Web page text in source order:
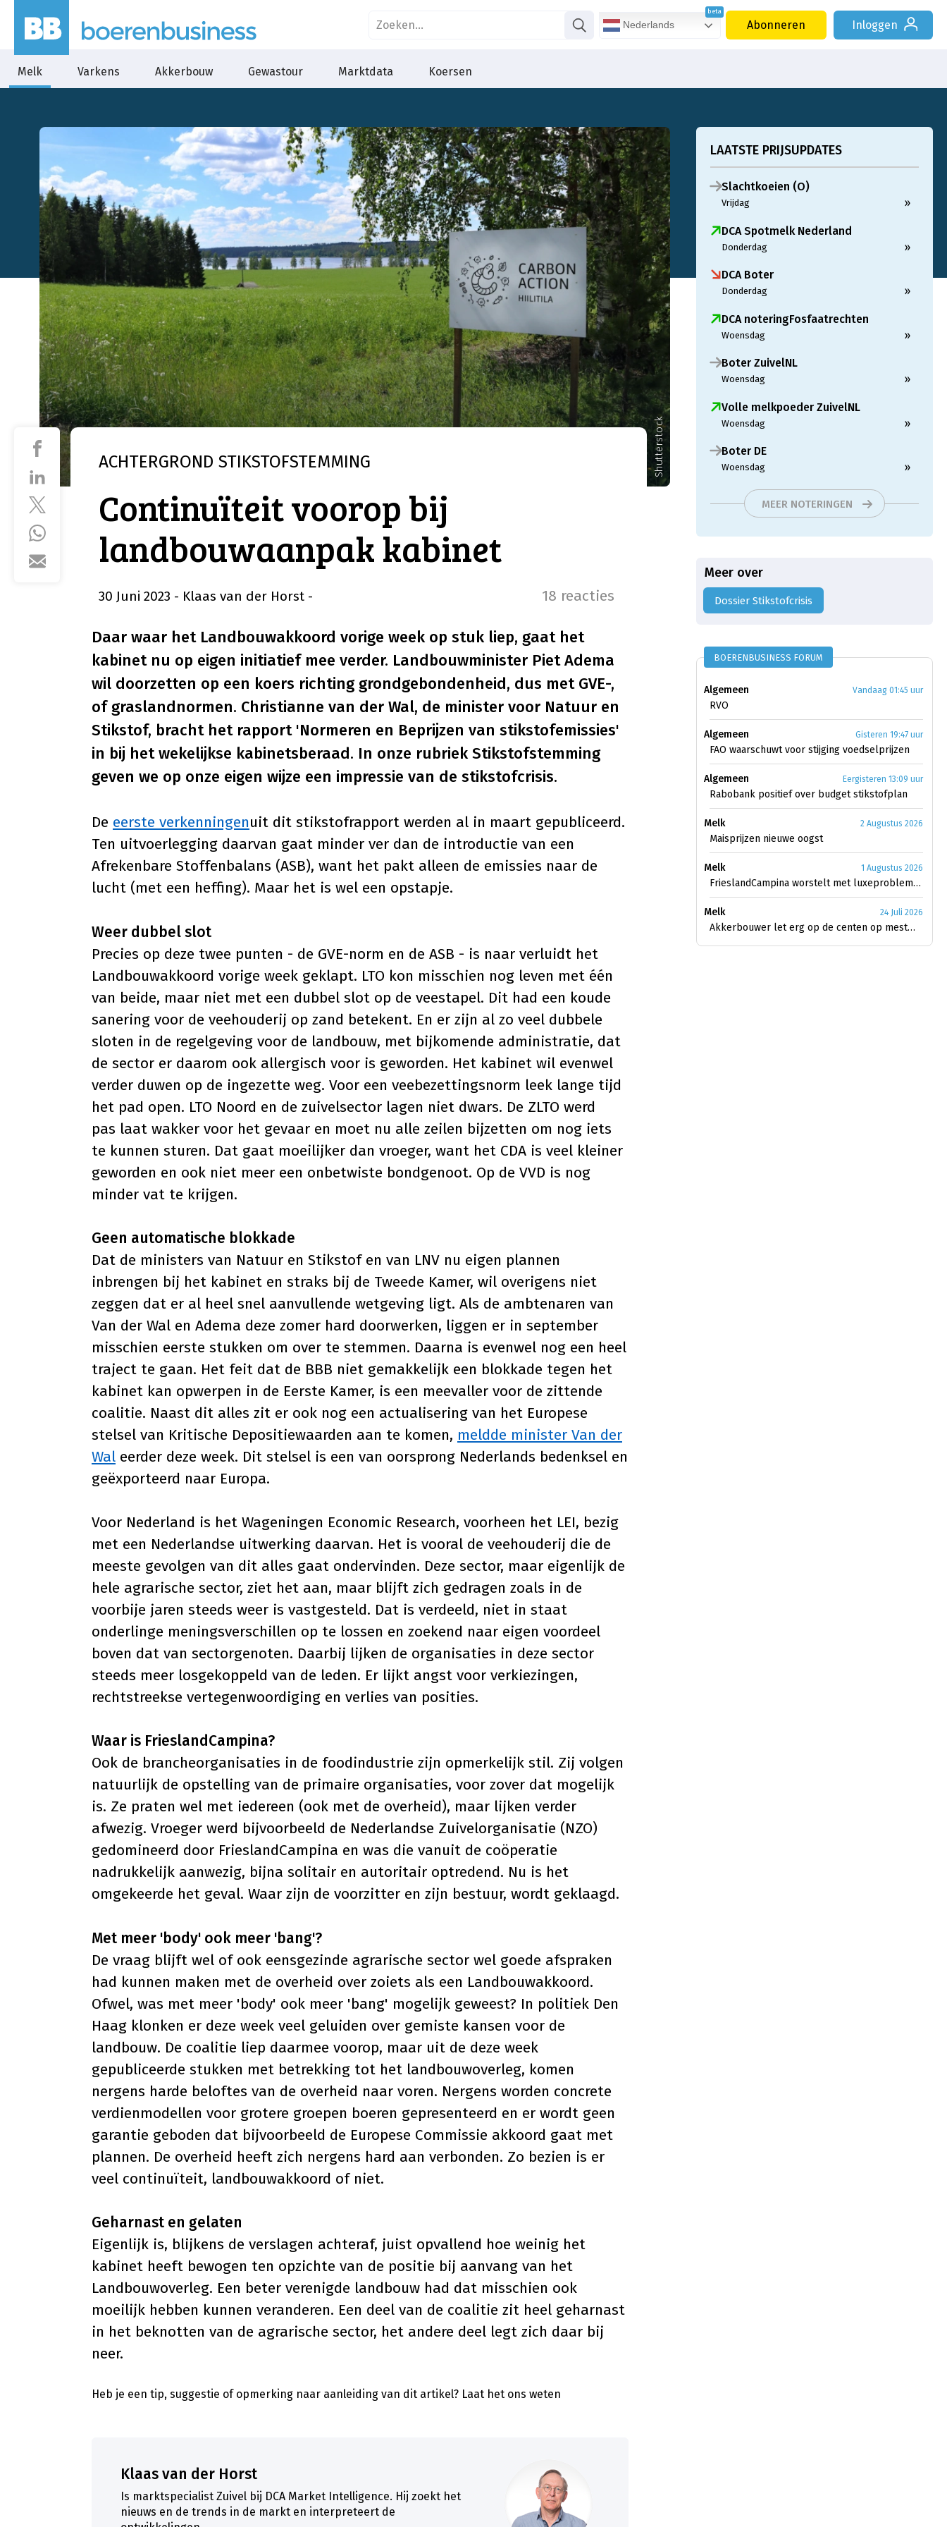
Nederlands Abonneren Inloggen
Melk Varkens Akkerbouw Gewastour Marktdata Koersen
Shutterstock
ACHTERGROND STIKSTOFSTEMMING
Continuïteit voorop bij
landbouwaanpak kabinet
30 Juni 2023 - Klaas van der Horst - 18 reacties
Daar waar het Landbouwakkoord vorige week op stuk liep, gaat het
kabinet nu op eigen initiatief mee verder. Landbouwminister Piet Adema
wil doorzetten op een koers richting grondgebondenheid, dus met GVE-,
of graslandnormen. Christianne van der Wal, de minister voor Natuur en
Stikstof, bracht het rapport 'Normeren en Beprijzen van stikstofemissies'
in bij het wekelijkse kabinetsberaad. In onze rubriek Stikstofstemming
geven we op onze eigen wijze een impressie van de stikstofcrisis.
De eerste verkenningenuit dit stikstofrapport werden al in maart gepubliceerd.
Ten uitvoerlegging daarvan gaat minder ver dan de introductie van een
Afrekenbare Stoffenbalans (ASB), want het pakt alleen de emissies naar de
lucht (met een heffing). Maar het is wel een opstapje.
Weer dubbel slot
Precies op deze twee punten - de GVE-norm en de ASB - is naar verluidt het
Landbouwakkoord vorige week geklapt. LTO kon misschien nog leven met één
van beide, maar niet met een dubbel slot op de veestapel. Dit had een koude
sanering voor de veehouderij op zand betekent. En er zijn al zo veel dubbele
sloten in de regelgeving voor de landbouw, met bijkomende administratie, dat
de sector er daarom ook allergisch voor is geworden. Het kabinet wil evenwel
verder duwen op de ingezette weg. Voor een veebezettingsnorm leek lange tijd
het pad open. LTO Noord en de zuivelsector lagen niet dwars. De ZLTO werd
pas laat wakker voor het gevaar en moet nu alle zeilen bijzetten om nog iets
te kunnen sturen. Dat gaat moeilijker dan vroeger, want het CDA is veel kleiner
geworden en ook niet meer een onbetwiste bondgenoot. Op de VVD is nog
minder vat te krijgen.
Geen automatische blokkade
Dat de ministers van Natuur en Stikstof en van LNV nu eigen plannen
inbrengen bij het kabinet en straks bij de Tweede Kamer, wil overigens niet
zeggen dat er al heel snel aanvullende wetgeving ligt. Als de ambtenaren van
Van der Wal en Adema deze zomer hard doorwerken, liggen er in september
misschien eerste stukken om over te stemmen. Daarna is evenwel nog een heel
traject te gaan. Het feit dat de BBB niet gemakkelijk een blokkade tegen het
kabinet kan opwerpen in de Eerste Kamer, is een meevaller voor de zittende
coalitie. Naast dit alles zit er ook nog een actualisering van het Europese
stelsel van Kritische Depositiewaarden aan te komen, meldde minister Van der
Wal eerder deze week. Dit stelsel is een van oorsprong Nederlands bedenksel en
geëxporteerd naar Europa.
Voor Nederland is het Wageningen Economic Research, voorheen het LEI, bezig
met een Nederlandse uitwerking daarvan. Het is vooral de veehouderij die de
meeste gevolgen van dit alles gaat ondervinden. Deze sector, maar eigenlijk de
hele agrarische sector, ziet het aan, maar blijft zich gedragen zoals in de
voorbije jaren steeds weer is vastgesteld. Dat is verdeeld, niet in staat
onderlinge meningsverschillen op te lossen en zoekend naar eigen voordeel
boven dat van sectorgenoten. Daarbij lijken de organisaties in deze sector
steeds meer losgekoppeld van de leden. Er lijkt angst voor verkiezingen,
rechtstreekse vertegenwoordiging en verlies van posities.
Waar is FrieslandCampina?
Ook de brancheorganisaties in de foodindustrie zijn opmerkelijk stil. Zij volgen
natuurlijk de opstelling van de primaire organisaties, voor zover dat mogelijk
is. Ze praten wel met iedereen (ook met de overheid), maar lijken verder
afwezig. Vroeger werd bijvoorbeeld de Nederlandse Zuivelorganisatie (NZO)
gedomineerd door FrieslandCampina en was die vanuit de coöperatie
nadrukkelijk aanwezig, bijna solitair en autoritair optredend. Nu is het
omgekeerde het geval. Waar zijn de voorzitter en zijn bestuur, wordt geklaagd.
Met meer 'body' ook meer 'bang'?
De vraag blijft wel of ook eensgezinde agrarische sector wel goede afspraken
had kunnen maken met de overheid over zoiets als een Landbouwakkoord.
Ofwel, was met meer 'body' ook meer 'bang' mogelijk geweest? In politiek Den
Haag klonken er deze week veel geluiden over gemiste kansen voor de
landbouw. De coalitie liep daarmee voorop, maar uit de deze week
gepubliceerde stukken met betrekking tot het landbouwoverleg, komen
nergens harde beloftes van de overheid naar voren. Nergens worden concrete
verdienmodellen voor grotere groepen boeren gepresenteerd en er wordt geen
garantie geboden dat bijvoorbeeld de Europese Commissie akkoord gaat met
plannen. De overheid heeft zich nergens hard aan verbonden. Zo bezien is er
veel continuïteit, landbouwakkoord of niet.
Geharnast en gelaten
Eigenlijk is, blijkens de verslagen achteraf, juist opvallend hoe weinig het
kabinet heeft bewogen ten opzichte van de positie bij aanvang van het
Landbouwoverleg. Een beter verenigde landbouw had dat misschien ook
moeilijk hebben kunnen veranderen. Een deel van de coalitie zit heel geharnast
in het beknotten van de agrarische sector, het andere deel legt zich daar bij
neer.
Heb je een tip, suggestie of opmerking naar aanleiding van dit artikel? Laat het ons weten
Klaas van der Horst
Is marktspecialist Zuivel bij DCA Market Intelligence. Hij zoekt het
nieuws en de trends in de markt en interpreteert de
LAATSTE PRIJSUPDATES
Slachtkoeien (O)
Vrijdag »
DCA Spotmelk Nederland
Donderdag »
DCA Boter
Donderdag »
DCA noteringFosfaatrechten
Woensdag »
Boter ZuivelNL
Woensdag »
Volle melkpoeder ZuivelNL
Woensdag »
Boter DE
Woensdag »
MEER NOTERINGEN
Meer over
Dossier Stikstofcrisis
BOERENBUSINESS FORUM
Algemeen Vandaag 01:45 uur
RVO
Algemeen Gisteren 19:47 uur
FAO waarschuwt voor stijging voedselprijzen
Algemeen Eergisteren 13:09 uur
Rabobank positief over budget stikstofplan
Melk 2 Augustus 2026
Maisprijzen nieuwe oogst
Melk 1 Augustus 2026
FrieslandCampina worstelt met luxeproblemen
Melk 24 Juli 2026
Akkerbouwer let erg op de centen op mestmarkt